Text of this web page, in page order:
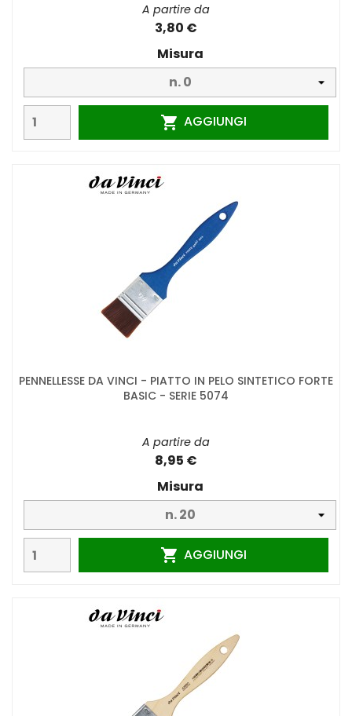
A partire da
3,80 €
Misura
 AGGIUNGI
PENNELLESSE DA VINCI - PIATTO IN PELO SINTETICO FORTE
BASIC - SERIE 5074
A partire da
8,95 €
Misura
 AGGIUNGI